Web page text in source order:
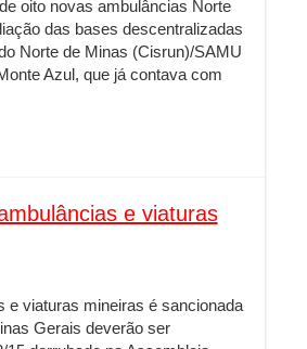
oito novas ambulâncias Norte
das bases descentralizadas
Norte de Minas (Cisrun)/SAMU
Azul, que já contava com
e viaturas
e viaturas mineiras é sancionada
Gerais deverão ser